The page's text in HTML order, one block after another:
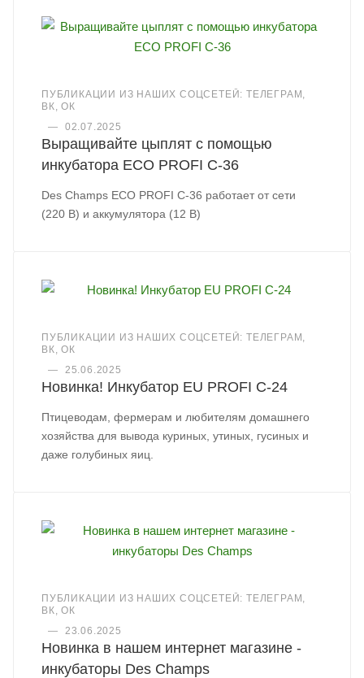
ПУБЛИКАЦИИ ИЗ НАШИХ СОЦСЕТЕЙ: ТЕЛЕГРАМ,
ВК, ОК
—
02.07.2025
Выращивайте цыплят с помощью
инкубатора ECO PROFI C-36
Des Champs ECO PROFI C-36 работает от сети
(220 В) и аккумулятора (12 В)
ПУБЛИКАЦИИ ИЗ НАШИХ СОЦСЕТЕЙ: ТЕЛЕГРАМ,
ВК, ОК
—
25.06.2025
Новинка! Инкубатор EU PROFI C-24
Птицеводам, фермерам и любителям домашнего
хозяйства для вывода куриных, утиных, гусиных и
даже голубиных яиц.
ПУБЛИКАЦИИ ИЗ НАШИХ СОЦСЕТЕЙ: ТЕЛЕГРАМ,
ВК, ОК
—
23.06.2025
Новинка в нашем интернет магазине -
инкубаторы Des Champs